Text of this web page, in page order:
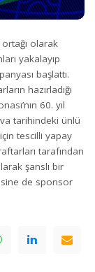
olarak
yakalayıp
başlattı.
hazırladığı
60. yıl
tarihindeki ünlü
tescilli yapay
tarafından
şanslı bir
de sponsor